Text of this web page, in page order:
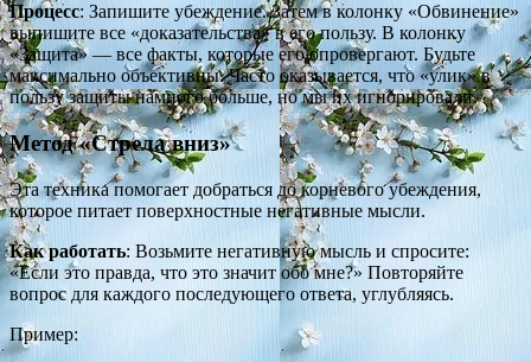
Процесс: Запишите убеждение. Затем в колонку «Обвинение»
выпишите все «доказательства» в его пользу. В колонку
«Защита» — все факты, которые его опровергают. Будьте
максимально объективны. Часто оказывается, что «улик» в
пользу защиты намного больше, но мы их игнорировали.
Метод «Стрела вниз»
Эта техника помогает добраться до корневого убеждения,
которое питает поверхностные негативные мысли.
Как работать: Возьмите негативную мысль и спросите:
«Если это правда, что это значит обо мне?» Повторяйте
вопрос для каждого последующего ответа, углубляясь.
Пример: